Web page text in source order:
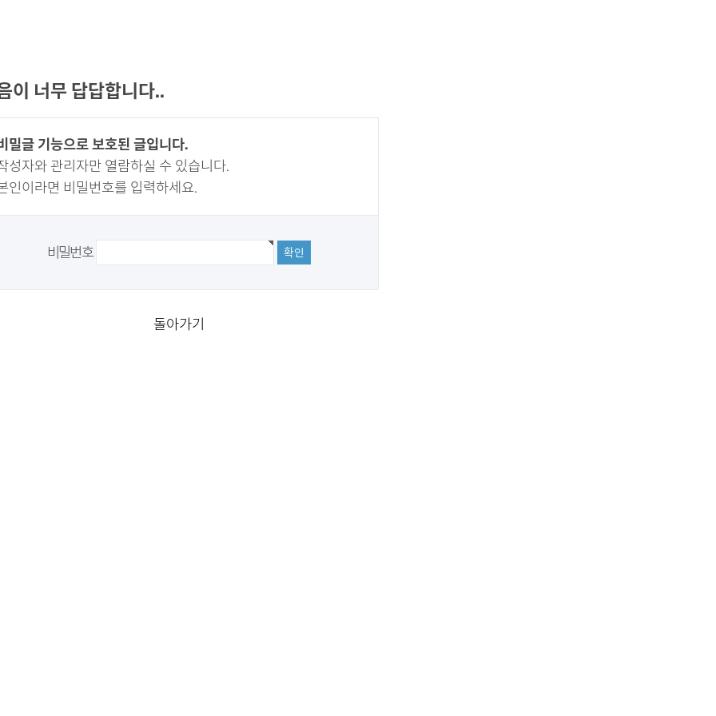
이 너무 답답합니다..
밀글 기능으로 보호된 글입니다.
성자와 관리자만 열람하실 수 있습니다.
인이라면 비밀번호를 입력하세요.
비밀번호
돌아가기